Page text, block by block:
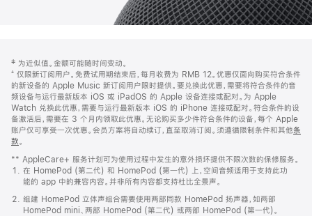
页
页
脚
注
‡ 为近似值。金额可能随时间变动。
⁺ 仅限新订阅用户。免费试用期结束后，每月收费为 RMB 12。优惠仅面向购买符合条件
的新设备的 Apple Music 新订阅用户限时提供。要兑换此优惠，需要将符合条件的音
频设备与运行最新版本 iOS 或 iPadOS 的 Apple 设备连接或配对。为 Apple
Watch 兑换此优惠，需要与运行最新版本 iOS 的 iPhone 连接或配对。符合条件的设
备激活后，需要在 3 个月内领取此优惠。无论购买多少件符合条件的设备，每个 Apple
账户仅可享受一次优惠。会员方案将自动续订，直至取消订阅。须遵循限制条件和其他条
款。
窗
口
中
打
开)
** AppleCare+ 服务计划可为使用过程中发生的意外损坏提供不限次数的保修服务。
在 HomePod (第二代) 和 HomePod (第一代) 上，空间音频适用于支持此功
能的 app 中的兼容内容。并非所有内容都支持杜比全景声。
组建 HomePod 立体声组合需要使用两部同款 HomePod 扬声器，如两部
HomePod mini、两部 HomePod (第二代) 或两部 HomePod (第一代)。